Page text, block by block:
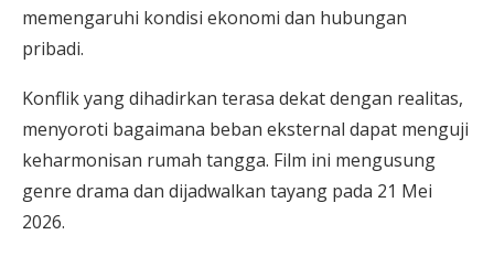
memengaruhi kondisi ekonomi dan hubungan
pribadi.
Konflik yang dihadirkan terasa dekat dengan realitas,
menyoroti bagaimana beban eksternal dapat menguji
keharmonisan rumah tangga. Film ini mengusung
genre drama dan dijadwalkan tayang pada 21 Mei
2026.